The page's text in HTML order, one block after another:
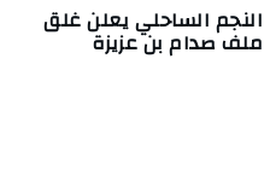
النجم الساحلي يعلن غلق
ملف صدام بن عزيزة